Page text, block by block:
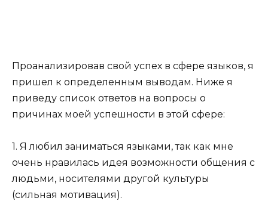
Проанализировав свой успех в сфере языков, я
пришел к определенным выводам. Ниже я
приведу список ответов на вопросы о
причинах моей успешности в этой сфере:
1. Я любил заниматься языками, так как мне
очень нравилась идея возможности общения с
людьми, носителями другой культуры
(сильная мотивация).